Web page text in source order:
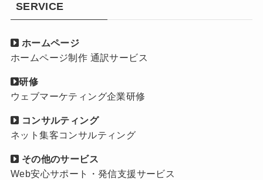
SERVICE
ホームページ
ホームページ制作 通訳サービス
研修
ウェブマーケティング企業研修
コンサルティング
ネット集客コンサルティング
その他のサービス
Web安心サポート・発信支援サービス